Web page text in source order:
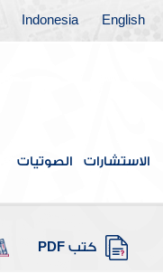
English
Indonesia
الاستشارات الصوتيات
كتب PDF